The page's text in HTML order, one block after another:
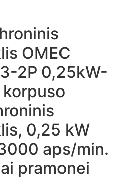
OMEC
2P 0,25kW-
0,25 kW
aps/min.
pramonei